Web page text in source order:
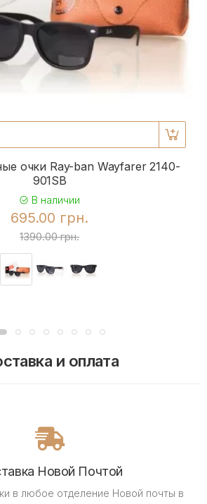
очки Ray-ban Wayfarer 2140-
901SB
В наличии
695.00 грн.
1390.00 грн.
и оплата
Новой Почтой
в любое отделение Новой почты в